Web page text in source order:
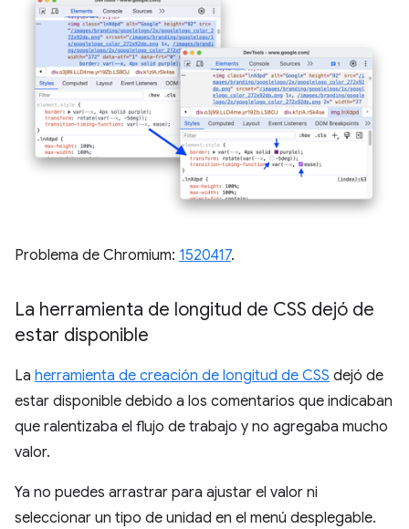
Problema de Chromium: 1520417.
La herramienta de longitud de CSS dejó de
estar disponible
La herramienta de creación de longitud de CSS dejó de
estar disponible debido a los comentarios que indicaban
que ralentizaba el flujo de trabajo y no agregaba mucho
valor.
Ya no puedes arrastrar para ajustar el valor ni
seleccionar un tipo de unidad en el menú desplegable.